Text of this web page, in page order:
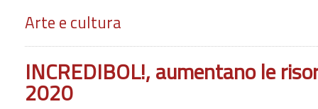
Arte e cultura
INCREDIBOL!, aumentano le
2020